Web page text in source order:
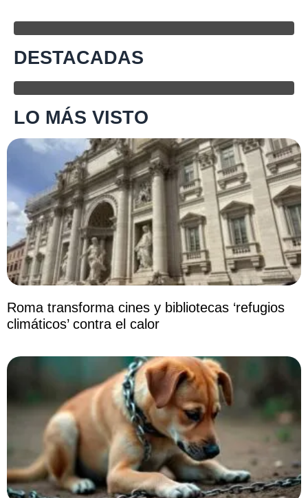
DESTACADAS
LO MÁS VISTO
Roma transforma cines y bibliotecas ‘refugios
climáticos’ contra el calor